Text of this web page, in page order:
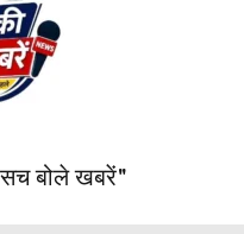
बोले खबरें"